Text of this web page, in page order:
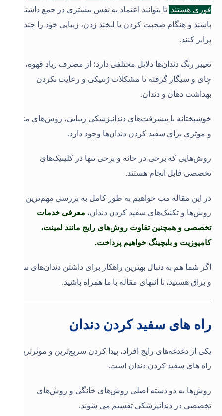
فوری هستند تا بتوانند اعتماد به نفس بیشتری در جمع داشته
باشند و هنگام صحبت کردن یا لبخند زدن، زیبایی خود را چند
برابر کنند.
تغییر رنگ دندان‌ها دلایل مختلفی دارد؛ از مصرف زیاد قهوه،
چای و سیگار گرفته تا مشکلات ژنتیکی و رعایت نکردن
بهداشت دهان و دندان.
خوشبختانه با پیشرفت‌های دندانپزشکی زیبایی، روش‌های متنوع
و موثری برای سفید کردن دندان‌ها وجود دارد.
روش‌هایی که برخی در خانه و برخی تنها در کلینیک‌های
تخصصی قابل انجام هستند.
در این مقاله مب خواهیم به طور کامل به بررسی مهم‌ترین
روش‌ها و تکنیک‌های سفید کردن دندان، معرفی خدمات
تخصصی و همچنین تفاوت روش‌های رایج مانند لمینت،
کامپوزیت و بلیچینگ خواهیم پرداخت.
اگر شما هم به دنبال بهترین راهکار برای داشتن دندان‌های سفید
و براق هستید، تا انتهای مقاله با ما همراه باشید.
راه های سفید کردن دندان
یکی از دغدغه‌های رایج افراد، پیدا کردن سریع‌ترین و موثرترین
راه های سفید کردن دندان است.
روش‌ها به دو دسته اصلی روش‌های خانگی و روش‌های
تخصصی در دندانپزشکی تقسیم می شوند.